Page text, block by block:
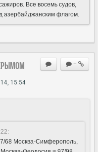
Все восемь судов,
азербайджанским флагом.
+
15:54
:
68 Москва-Симферополь,